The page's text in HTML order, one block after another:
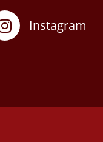
Instagram